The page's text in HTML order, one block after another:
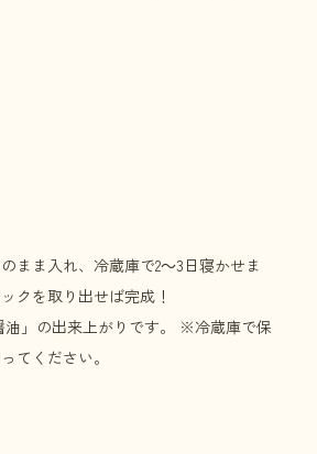
まま入れ、冷蔵庫で2～3日寝かせま
クを取り出せば完成！
油」の出来上がりです。 ※冷蔵庫で保
てください。